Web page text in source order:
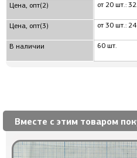
Цена, опт(2)
Цена, опт(3)
В наличии
от 20 шт.:
от 30 шт.:
60 шт.
Вместе с этим товаром